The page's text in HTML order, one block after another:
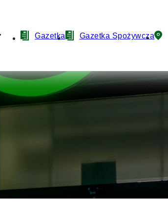
NawigacjaGazetka Gazetka Spożywcza